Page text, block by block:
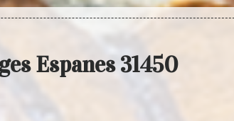
Espanes 31450